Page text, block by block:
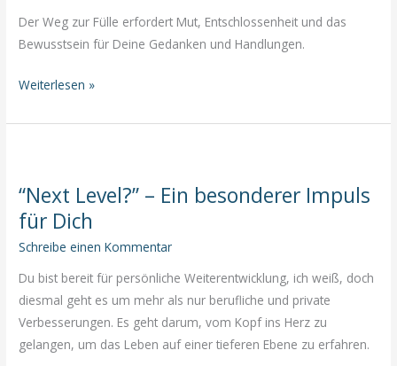
Der Weg zur Fülle erfordert Mut, Entschlossenheit und das
Bewusstsein für Deine Gedanken und Handlungen.
Diese
Fallstricke
vermeiden,
wenn
Du
die
Fülle
kommen
willst
Weiterlesen »
“Next Level?” – Ein besonderer Impuls
für Dich
Schreibe einen Kommentar
Du bist bereit für persönliche Weiterentwicklung, ich weiß, doch
diesmal geht es um mehr als nur berufliche und private
Verbesserungen. Es geht darum, vom Kopf ins Herz zu
gelangen, um das Leben auf einer tieferen Ebene zu erfahren.